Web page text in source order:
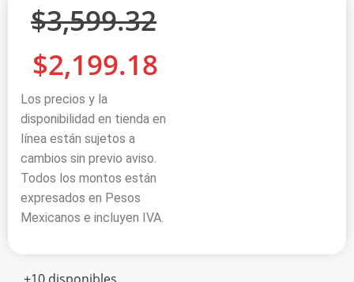
$3,599.32
$2,199.18
Los precios y la
disponibilidad en tienda en
línea están sujetos a
cambios sin previo aviso.
Todos los montos están
expresados en Pesos
Mexicanos e incluyen IVA.